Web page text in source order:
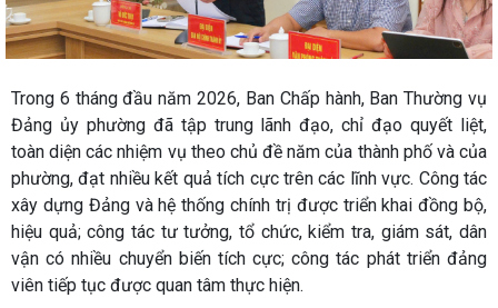
Trong 6 tháng đầu năm 2026, Ban Chấp hành, Ban Thường vụ
Đảng ủy phường đã tập trung lãnh đạo, chỉ đạo quyết liệt,
toàn diện các nhiệm vụ theo chủ đề năm của thành phố và của
phường, đạt nhiều kết quả tích cực trên các lĩnh vực. Công tác
xây dựng Đảng và hệ thống chính trị được triển khai đồng bộ,
hiệu quả; công tác tư tưởng, tổ chức, kiểm tra, giám sát, dân
vận có nhiều chuyển biến tích cực; công tác phát triển đảng
viên tiếp tục được quan tâm thực hiện.